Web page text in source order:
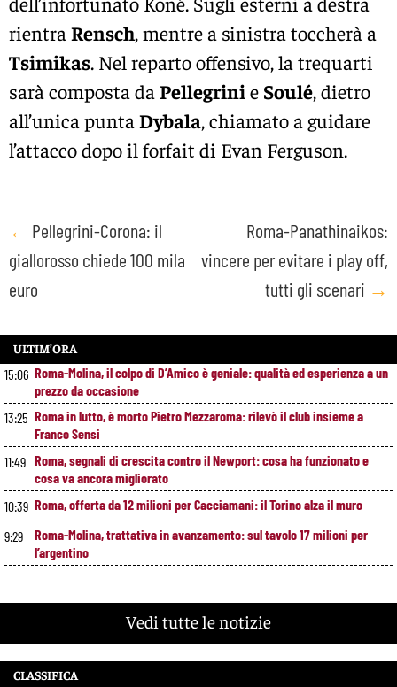
rientra Rensch, mentre a sinistra toccherà a
Tsimikas. Nel reparto offensivo, la trequarti
sarà composta da Pellegrini e Soulé, dietro
all’unica punta Dybala, chiamato a guidare
l’attacco dopo il forfait di Evan Ferguson.
Post
navigation
← Pellegrini-Corona: il
giallorosso chiede 100 mila
euro
Roma-Panathinaikos:
vincere per evitare i play off,
tutti gli scenari →
ULTIM’ORA
15:06 Roma-Molina, il colpo di D’Amico è geniale: qualità ed esperienza a un
prezzo da occasione
13:25 Roma in lutto, è morto Pietro Mezzaroma: rilevò il club insieme a
Franco Sensi
11:49 Roma, segnali di crescita contro il Newport: cosa ha funzionato e
cosa va ancora migliorato
10:39 Roma, offerta da 12 milioni per Cacciamani: il Torino alza il muro
9:29
Roma-Molina, trattativa in avanzamento: sul tavolo 17 milioni per
l’argentino
Vedi tutte le notizie
CLASSIFICA